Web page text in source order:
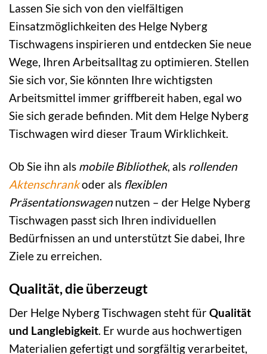
Lassen Sie sich von den vielfältigen
Einsatzmöglichkeiten des Helge Nyberg
Tischwagens inspirieren und entdecken Sie neue
Wege, Ihren Arbeitsalltag zu optimieren. Stellen
Sie sich vor, Sie könnten Ihre wichtigsten
Arbeitsmittel immer griffbereit haben, egal wo
Sie sich gerade befinden. Mit dem Helge Nyberg
Tischwagen wird dieser Traum Wirklichkeit.
Ob Sie ihn als mobile Bibliothek, als rollenden
Aktenschrankoder als flexiblen
Präsentationswagennutzen – der Helge Nyberg
Tischwagen passt sich Ihren individuellen
Bedürfnissen an und unterstützt Sie dabei, Ihre
Ziele zu erreichen.
Qualität, die überzeugt
Der Helge Nyberg Tischwagen steht fürQualität
und Langlebigkeit. Er wurde aus hochwertigen
Materialien gefertigt und sorgfältig verarbeitet,